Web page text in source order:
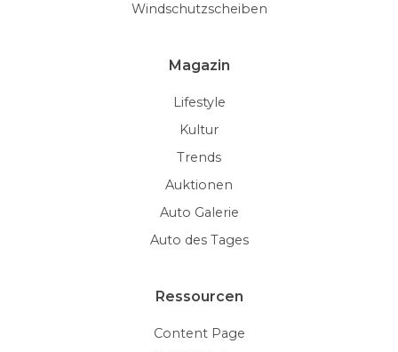
Windschutzscheiben
Magazin
Lifestyle
Kultur
Trends
Auktionen
Auto Galerie
Auto des Tages
Ressourcen
Content Page